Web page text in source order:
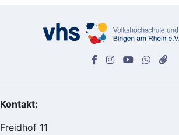
Kontakt:
Freidhof 11